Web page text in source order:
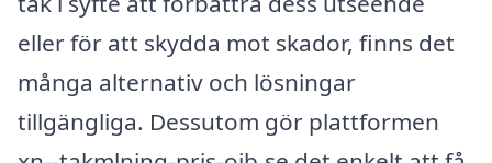
eller för att skydda mot skador, finns det
många alternativ och lösningar
tillgängliga. Dessutom gör plattformen